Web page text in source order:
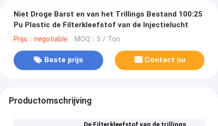
Niet Droge Barst en van het Trillings Bestand 100:25
Pu Plastic de Filterkleefstof van de Injectielucht
Prijs：negotiable MOQ：5 / Ton
Beste prijs Contact nu
Productomschrijving
De Filterkleefstof van de trillings